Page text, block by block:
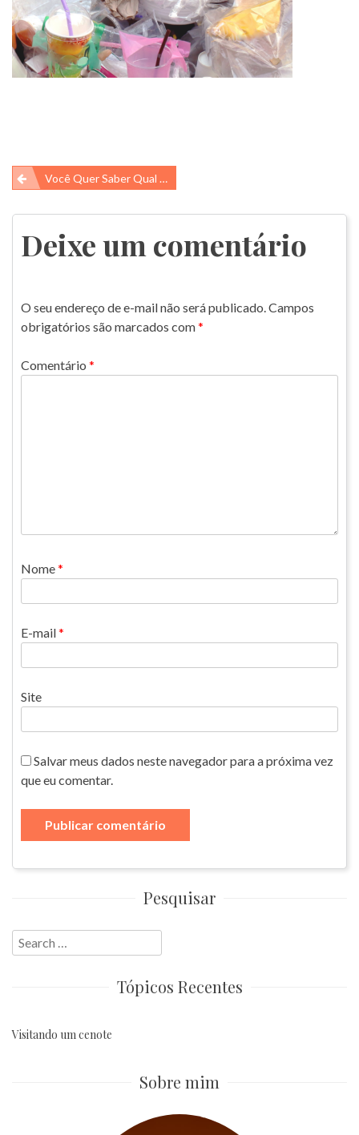
Navegação
de
Post
Você Quer Saber Qual É A Marca Que Mais Polui Com Plástico?
Deixe um comentário
O seu endereço de e-mail não será publicado.Campos
obrigatórios são marcados com*
Comentário *
Nome*
E-mail*
Site
Salvar meus dados neste navegador para a próxima vez
que eu comentar.
Pesquisar
Search
for:
Tópicos Recentes
Visitando um cenote
Sobre mim